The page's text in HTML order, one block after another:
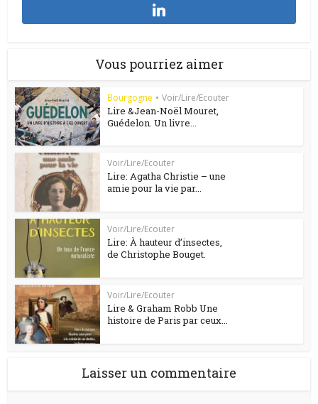
Vous pourriez aimer
Bourgogne • Voir/Lire/Ecouter
Lire &Jean-Noël Mouret,
Guédelon. Un livre...
Voir/Lire/Ecouter
Lire: Agatha Christie – une
amie pour la vie par...
Voir/Lire/Ecouter
Lire: À hauteur d’insectes,
de Christophe Bouget.
Voir/Lire/Ecouter
Lire & Graham Robb Une
histoire de Paris par ceux...
Laisser un commentaire